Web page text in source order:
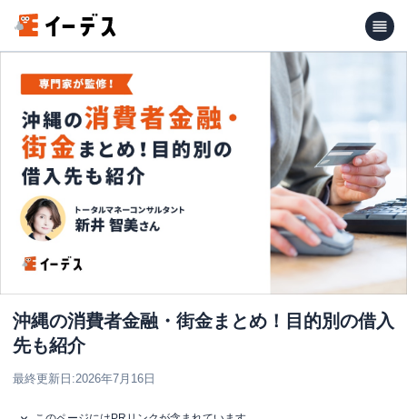
沖縄の消費者金融・街金まとめ！目的別の借入
先も紹介
最終更新日:2026年7月16日